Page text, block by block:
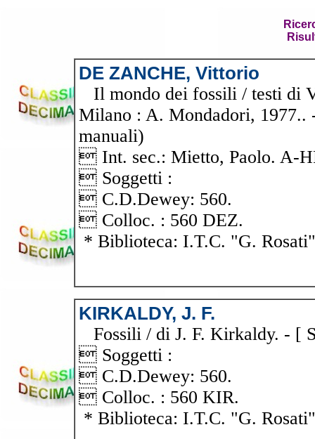
DE ZANCHE, Vittorio
Il mondo dei fossili / testi di
Milano : A. Mondadori, 1977..
manuali)
 Int. sec.: Mietto, Paolo. A-
 Soggetti :
 C.D.Dewey: 560.
 Colloc. : 560 DEZ.
* Biblioteca: I.T.C. "G. Rosati"
KIRKALDY, J. F.
Fossili / di J. F. Kirkaldy. - [
 Soggetti :
 C.D.Dewey: 560.
 Colloc. : 560 KIR.
* Biblioteca: I.T.C. "G. Rosati"